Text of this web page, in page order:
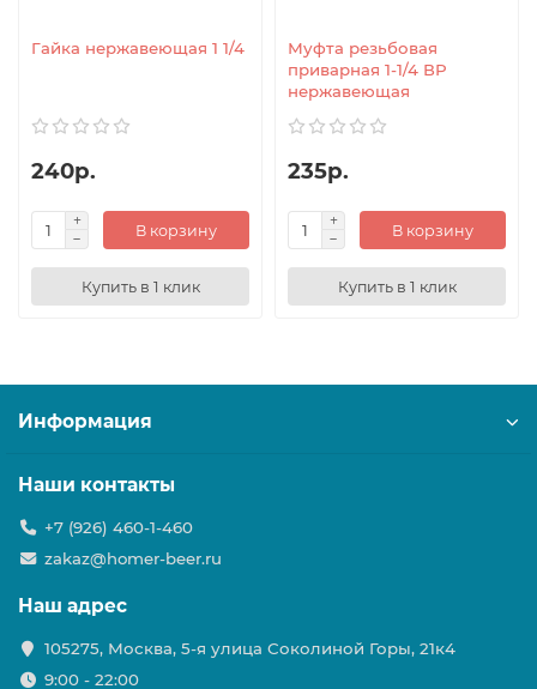
Гайка нержавеющая 1 1/4
240р.
В корзину
Купить в 1 клик
Муфта резьбовая
приварная 1-1/4 ВР
нержавеющая
235р.
В корзину
Купить в 1 клик
Информация
Наши контакты
+7 (926) 460-1-460
zakaz@homer-beer.ru
Наш адрес
105275, Москва, 5-я улица Соколиной Горы, 21к4
9:00 - 22:00